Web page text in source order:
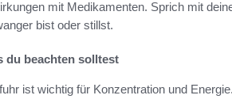
mit Medikamenten. Sprich mit
bist oder stillst.
du beachten solltest
ist wichtig für Konzentration und